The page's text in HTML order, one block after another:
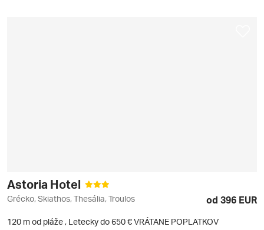
Astoria Hotel
Grécko, Skiathos, Thesália, Troulos od 396 EUR
120 m od pláže , Letecky do 650 € VRÁTANE POPLATKOV